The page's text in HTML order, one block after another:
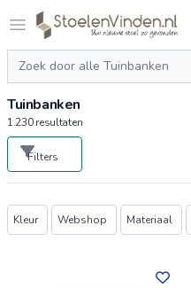
Open menu
Logo stoelenvinden.nl
Zoeken
Tuinbanken
1.230resultaten
Filters
Producten
Kleur Webshop Materiaal